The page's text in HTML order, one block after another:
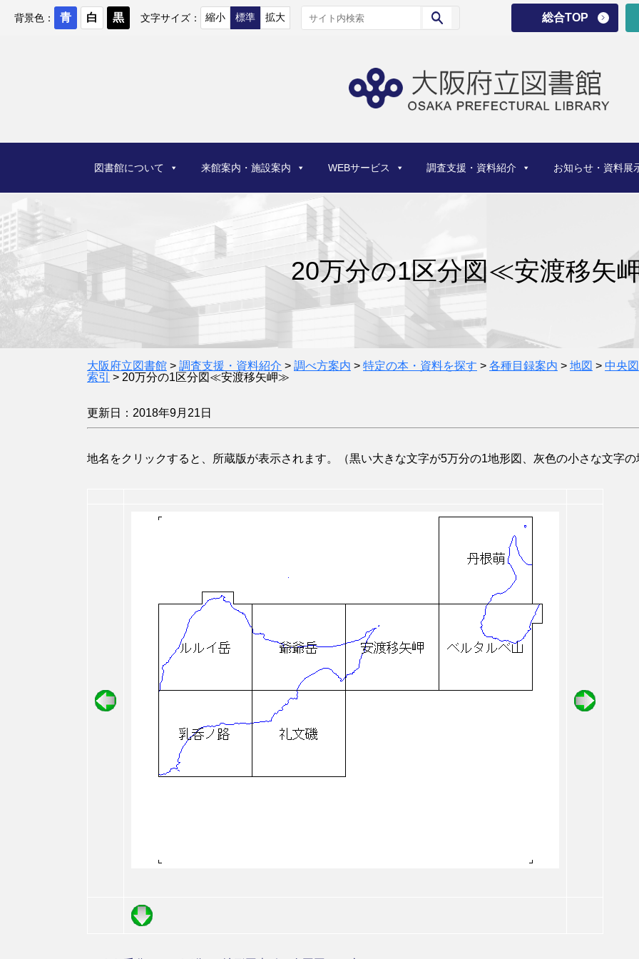
図書館について 来館案内・施設案内 WEBサービス 調査支援・資料紹介 お知らせ・資料展
背景色： 文字サイズ： 総合TOP
20万分の1区分図≪安渡移矢
大阪府立図書館 > 調査支援・資料紹介 > 調べ方案内 > 特定の本・資料を探す > 各種目録案内 > 地図 > 中央
索引
> 20万分の1区分図≪安渡移矢岬≫
更新日：2018年9月21日
地名をクリックすると、所蔵版が表示されます。（黒い大きな文字が5万分の1地形図、灰色の小さな文字